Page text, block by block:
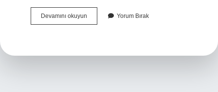
Devamını okuyun Debriyaj
Pedalı
Yorum Bırak